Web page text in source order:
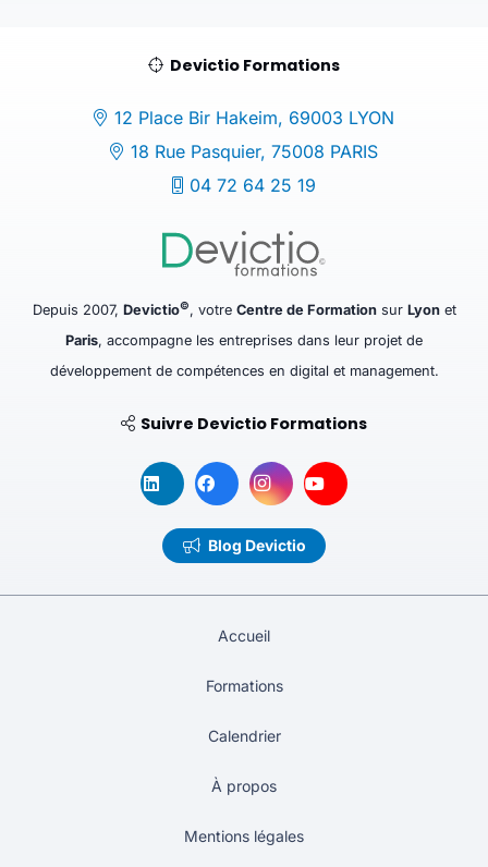
Devictio Formations
12 Place Bir Hakeim, 69003 LYON
18 Rue Pasquier, 75008 PARIS
04 72 64 25 19
Depuis 2007, Devictio©, votre Centre de Formationsur Lyonet
Paris, accompagne les entreprises dans leur projet de
développement de compétences en digital et management.
Suivre Devictio Formations
Blog Devictio
Accueil
Formations
Calendrier
À propos
Mentions légales